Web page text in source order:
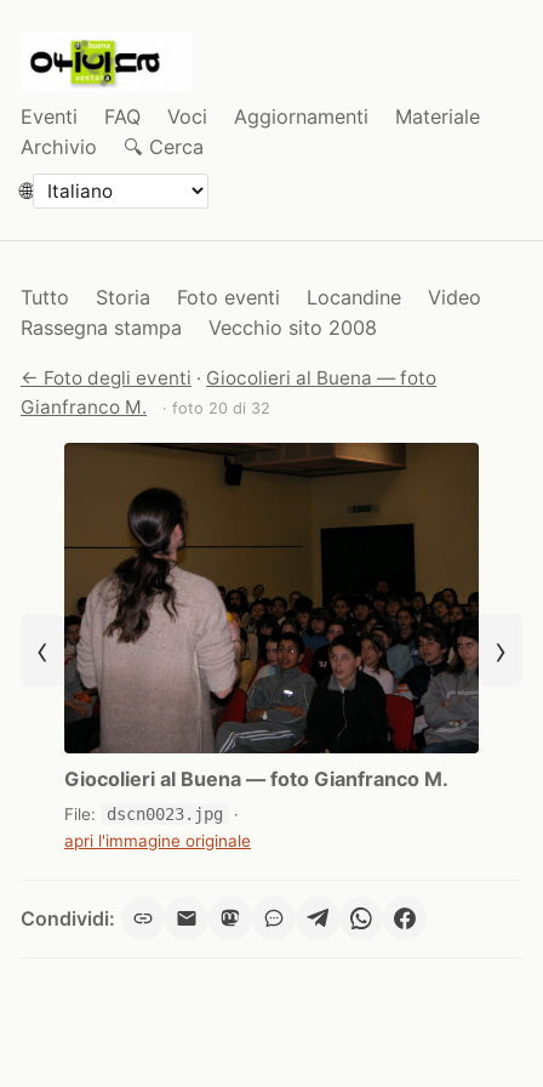
Eventi FAQ Voci Aggiornamenti
Materiale
Archivio
🔍 Cerca
🌐
Tutto Storia Foto eventi Locandine
Video
Rassegna stampa
Vecchio sito 2008
← Foto degli eventi · Giocolieri al Buena — foto
Gianfranco M.
· foto 20 di 32
‹
Giocolieri al Buena — foto Gianfranco M.
File: dscn0023.jpg
·
apri l'immagine originale
›
Condividi: